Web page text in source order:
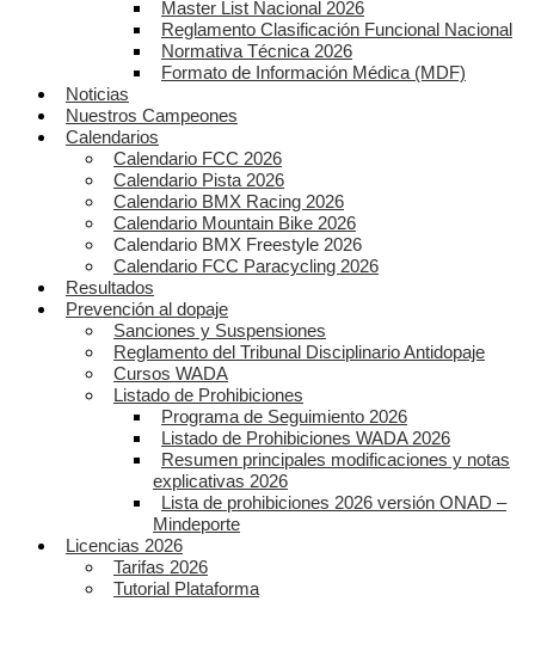
Master List Nacional 2026
Reglamento Clasificación Funcional Nacional
Normativa Técnica 2026
Formato de Información Médica (MDF)
Noticias
Nuestros Campeones
Calendarios
Calendario FCC 2026
Calendario Pista 2026
Calendario BMX Racing 2026
Calendario Mountain Bike 2026
Calendario BMX Freestyle 2026
Calendario FCC Paracycling 2026
Resultados
Prevención al dopaje
Sanciones y Suspensiones
Reglamento del Tribunal Disciplinario Antidopaje
Cursos WADA
Listado de Prohibiciones
Programa de Seguimiento 2026
Listado de Prohibiciones WADA 2026
Resumen principales modificaciones y notas
explicativas 2026
Lista de prohibiciones 2026 versión ONAD –
Mindeporte
Licencias 2026
Tarifas 2026
Tutorial Plataforma